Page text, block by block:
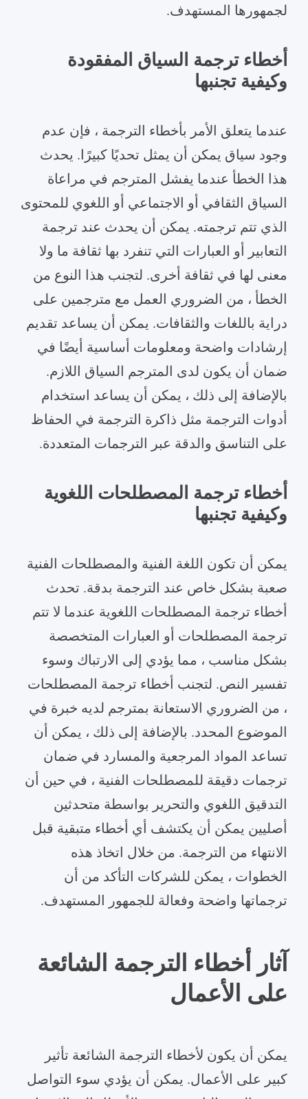
لجمهورها المستهدف.
أخطاء ترجمة السياق المفقودة
وكيفية تجنبها
عندما يتعلق الأمر بأخطاء الترجمة ، فإن عدم
وجود سياق يمكن أن يمثل تحديًا كبيرًا. يحدث
هذا الخطأ عندما يفشل المترجم في مراعاة
السياق الثقافي أو الاجتماعي أو اللغوي للمحتوى
الذي تتم ترجمته. يمكن أن يحدث عند ترجمة
التعابير أو العبارات التي تنفرد بها ثقافة ما ولا
معنى لها في ثقافة أخرى. لتجنب هذا النوع من
الخطأ ، من الضروري العمل مع مترجمين على
دراية باللغات والثقافات. يمكن أن يساعد تقديم
إرشادات واضحة ومعلومات أساسية أيضًا في
ضمان أن يكون لدى المترجم السياق اللازم.
بالإضافة إلى ذلك ، يمكن أن يساعد استخدام
أدوات الترجمة مثل ذاكرة الترجمة في الحفاظ
على التناسق والدقة عبر الترجمات المتعددة.
أخطاء ترجمة المصطلحات اللغوية
وكيفية تجنبها
يمكن أن تكون اللغة الفنية والمصطلحات الفنية
صعبة بشكل خاص عند الترجمة بدقة. تحدث
أخطاء ترجمة المصطلحات اللغوية عندما لا تتم
ترجمة المصطلحات أو العبارات المتخصصة
بشكل مناسب ، مما يؤدي إلى الارتباك وسوء
تفسير النص. لتجنب أخطاء ترجمة المصطلحات
، من الضروري الاستعانة بمترجم لديه خبرة في
الموضوع المحدد. بالإضافة إلى ذلك ، يمكن أن
تساعد المواد المرجعية والمسارد في ضمان
ترجمات دقيقة للمصطلحات الفنية ، في حين أن
التدقيق اللغوي والتحرير بواسطة متحدثين
أصليين يمكن أن يكتشف أي أخطاء متبقية قبل
الانتهاء من الترجمة. من خلال اتخاذ هذه
الخطوات ، يمكن للشركات التأكد من أن
ترجماتها واضحة وفعالة للجمهور المستهدف.
آثار أخطاء الترجمة الشائعة
على الأعمال
يمكن أن يكون لأخطاء الترجمة الشائعة تأثير
كبير على الأعمال. يمكن أن يؤدي سوء التواصل